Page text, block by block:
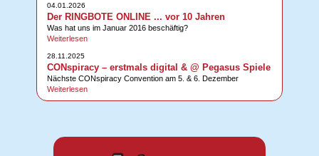
04.01.2026
Der RINGBOTE ONLINE ... vor 10 Jahren
Was hat uns im Januar 2016 beschäftig?
Weiterlesen
28.11.2025
CONspiracy – erstmals digital & @ Pegasus Spiele
Nächste CONspiracy Convention am 5. & 6. Dezember
Weiterlesen